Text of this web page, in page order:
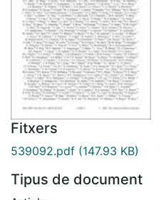
Fitxers
539092.pdf (147.93 KB)
Tipus de document